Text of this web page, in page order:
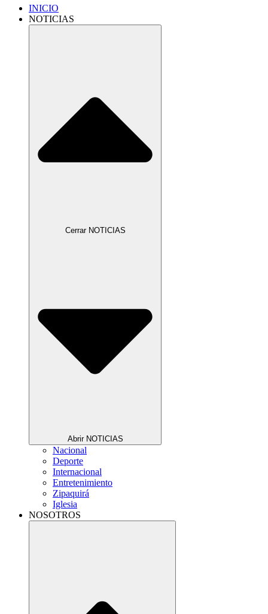
INICIO
NOTICIAS
Cerrar NOTICIAS
Abrir NOTICIAS
Nacional
Deporte
Internacional
Entretenimiento
Zipaquirá
Iglesia
NOSOTROS